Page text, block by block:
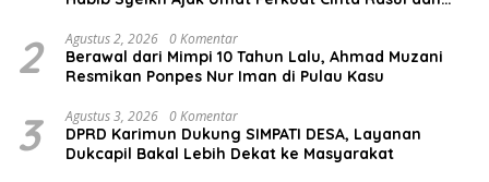
2 Agustus 2, 2026 0 Komentar
Berawal dari Mimpi 10 Tahun Lalu, Ahmad Muzani
Resmikan Ponpes Nur Iman di Pulau Kasu
3 Agustus 3, 2026 0 Komentar
DPRD Karimun Dukung SIMPATI DESA, Layanan
Dukcapil Bakal Lebih Dekat ke Masyarakat